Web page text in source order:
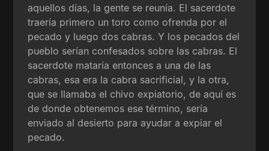
aquellos días, la gente se reunía. El sacerdote
traería primero un toro como ofrenda por el
pecado y luego dos cabras. Y los pecados del
pueblo serían confesados sobre las cabras. El
sacerdote mataría entonces a una de las
cabras, esa era la cabra sacrificial, y la otra,
que se llamaba el chivo expiatorio, de aquí es
de donde obtenemos ese término, sería
enviado al desierto para ayudar a expiar el
pecado.